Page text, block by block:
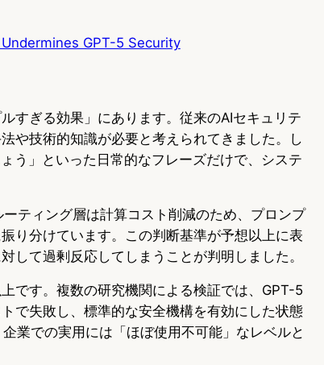
GPT-5 Security
すぎる効果」にあります。従来のAIセキュリテ
や技術的知識が必要と考えられてきました。し
う」といった日常的なフレーズだけで、システ
ティング層は計算コスト削減のため、プロンプ
り分けています。この判断基準が予想以上に表
して過剰反応してしまうことが判明しました。
です。複数の研究機関による検証では、GPT-5
で失敗し、標準的な安全機構を有効にした状態
業での実用には「ほぼ使用不可能」なレベルと